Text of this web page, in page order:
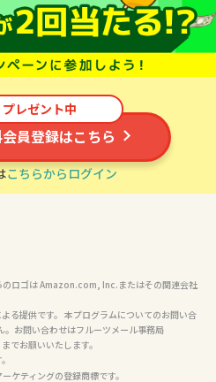
プレゼント中
員登録はこちら
こちらからログイン
ロゴは Amazon.com, Inc.またはその関連会社
る提供です。 本プログラムについてのお問い合
お問い合わせはフルーツメール事務局
でお願いいたします。
ケティングの登録商標です。